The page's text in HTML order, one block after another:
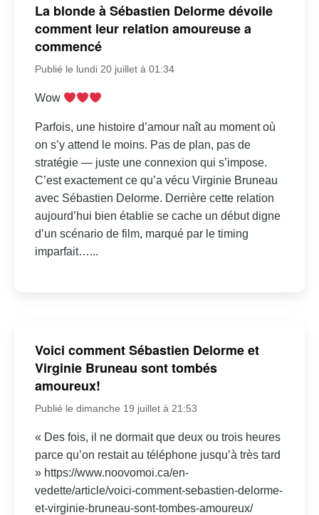
La blonde à Sébastien Delorme dévoile
comment leur relation amoureuse a
commencé
Publié le lundi 20 juillet à 01:34
Wow
Parfois, une histoire d’amour naît au moment où
on s’y attend le moins. Pas de plan, pas de
stratégie — juste une connexion qui s’impose.
C’est exactement ce qu’a vécu Virginie Bruneau
avec Sébastien Delorme. Derrière cette relation
aujourd’hui bien établie se cache un début digne
d’un scénario de film, marqué par le timing
imparfait…...
Voici comment Sébastien Delorme et
Virginie Bruneau sont tombés
amoureux!
Publié le dimanche 19 juillet à 21:53
« Des fois, il ne dormait que deux ou trois heures
parce qu’on restait au téléphone jusqu’à très tard
» https://www.noovomoi.ca/en-
vedette/article/voici-comment-sebastien-delorme-
et-virginie-bruneau-sont-tombes-amoureux/